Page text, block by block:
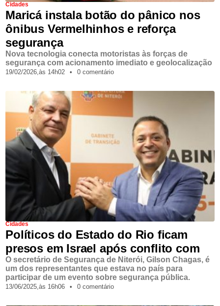
Cidades
Maricá instala botão do pânico nos
ônibus Vermelhinhos e reforça
segurança
Nova tecnologia conecta motoristas às forças de
segurança com acionamento imediato e geolocalização
19/02/2026,às 14h02 • 0 comentário
Cidades
Políticos do Estado do Rio ficam
presos em Israel após conflito com
O secretário de Segurança de Niterói, Gilson Chagas, é
um dos representantes que estava no país para
participar de um evento sobre segurança pública.
13/06/2025,às 16h06 • 0 comentário